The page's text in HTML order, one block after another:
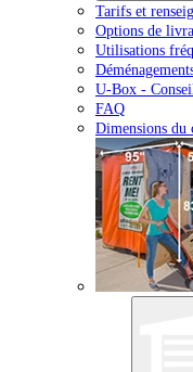
Tarifs et
Options de
Utilisations
U-Box -
FAQ
Dimensions du